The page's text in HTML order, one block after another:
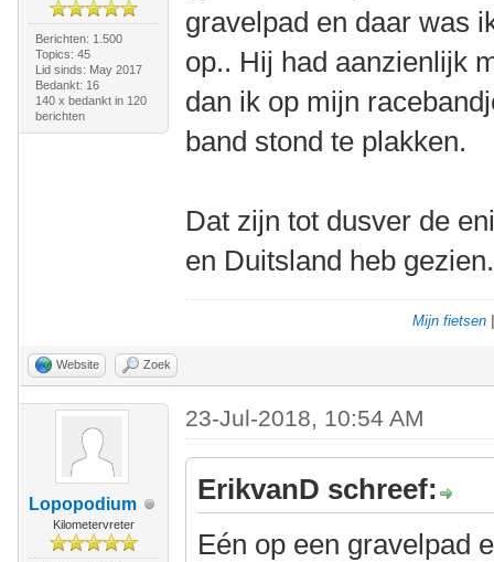
Berichten: 1.500
Topics: 45
Lid sinds: May 2017
Bedankt: 16
140 x bedankt in 120
berichten
gravelpad en daar was
op.. Hij had aanzienlijk
dan ik op mijn
band stond te plakken.
Dat zijn tot dusver de
en Duitsland heb
Mijn fietsen
Website Zoek
Lopopodium
Kilometervreter
23-Jul-2018, 10:54 AM
ErikvanD schreef:
Eén op een gravelpad